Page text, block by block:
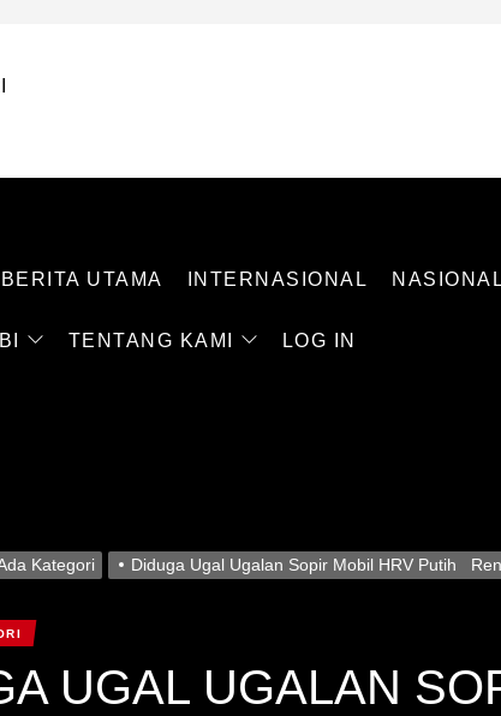
POLRI
BERITA UTAMA INTERNASIONAL NASIONAL
TENTANG KAMI LOG IN
Kategori Diduga Ugal Ugalan Sopir Mobil HRV Putih
UGAL UGALAN